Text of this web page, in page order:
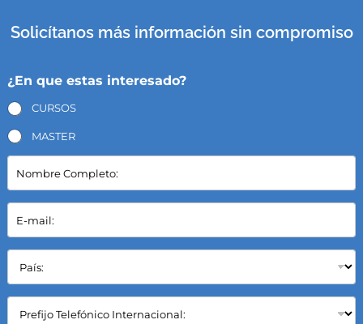
Solicítanos más información sin compromiso
¿En que estas interesado?
CURSOS
MASTER
N
m
b
e
C
m
p
E
m
a
l
*
P
í
s
C